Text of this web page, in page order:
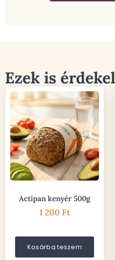
Ezek is
Actipan kenyér 500g
1 200 Ft
Kosárba teszem